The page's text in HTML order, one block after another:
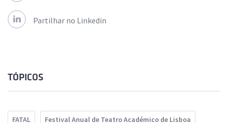
Partilhar no Linkedin
TÓPICOS
FATAL Festival Anual de Teatro Académico de Lisboa